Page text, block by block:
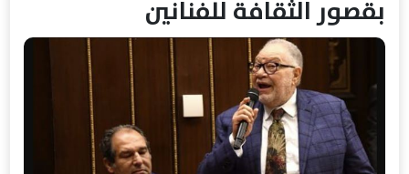
بقصور الثقافة للفنانين